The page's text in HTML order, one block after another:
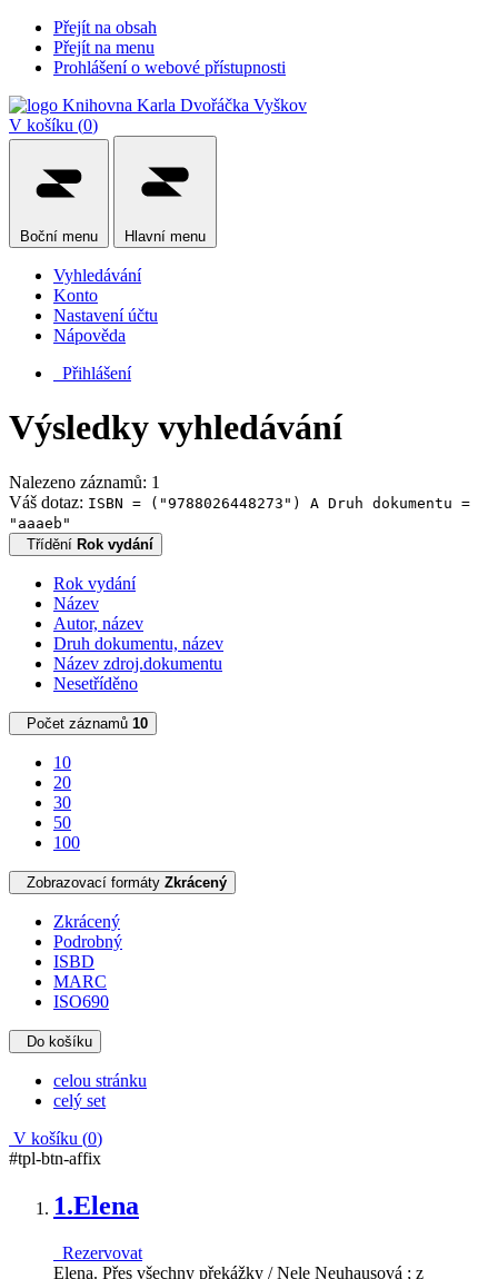
Přejít na obsah
Přejít na menu
Prohlášení o webové přístupnosti
V košíku (0)
Boční menu Hlavní menu
Vyhledávání
Konto
Nastavení účtu
Nápověda
Přihlášení
Výsledky vyhledávání
Nalezeno záznamů: 1
Váš dotaz: ISBN = ("9788026448273") A Druh dokumentu =
"aaaeb"
Třídění Rok vydání
Rok vydání
Název
Autor, název
Druh dokumentu, název
Název zdroj.dokumentu
Nesetříděno
Počet záznamů 10
10
20
30
50
100
Zobrazovací formáty Zkrácený
Zkrácený
Podrobný
ISBD
MARC
ISO690
Do košíku
celou stránku
celý set
V košíku (0)
#tpl-btn-affix
1.Elena
Rezervovat
Elena. Přes všechny překážky / Nele Neuhausová ; z